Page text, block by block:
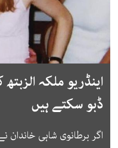
اینڈریو ملکہ
ڈبو سکتے ہیں
اگر برطانوی شاہی خاندان